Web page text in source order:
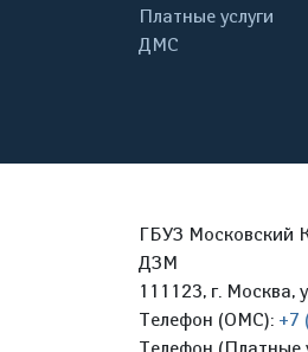
Платные услуги
ДМС
ГБУЗ Московский
ДЗМ
111123, г. Москва,
Телефон (ОМС): +7